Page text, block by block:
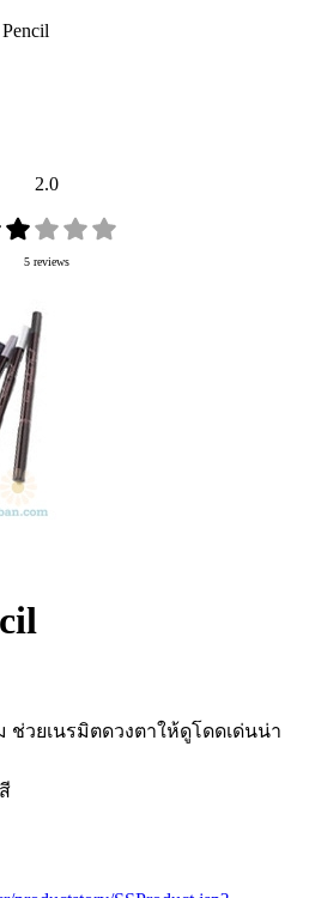
2.0
5 reviews
ช่วยเนรมิตดวงตาให้ดูโดดเด่นน่า